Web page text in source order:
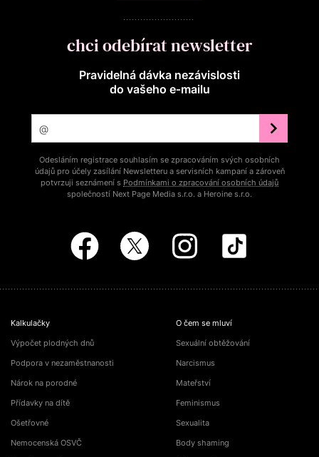
chci odebírat newsletter
Pravidelná dávka nezávislosti
do vašeho e‑mailu
Odesláním registrace souhlasím se zpracováním svých osobních
údajů pro účely zasílání Newsletteru a servisních kampaní a zároveň
potvrzuji seznámení s Podmínkami o zpracování osobních údajů
společností Next Page Media s.r.o. a Heroine s.r.o.
Kalkulačky
Výpočet plodných dnů
Podpora v nezaměstnanosti
Nárok na porodné
Přídavky na dítě
Ošetřovné
Nemocenská OSVČ
O čem se mluví
Sexuální obtěžování
Narcismus
Mateřství
Feminismus
Sexualita
Body shaming